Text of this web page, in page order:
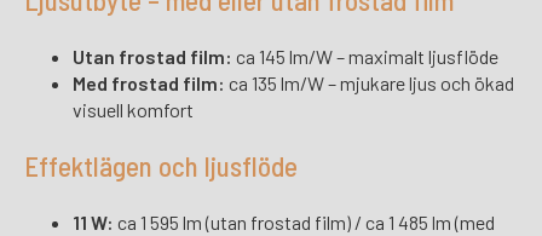
Utan frostad film: ca 145 lm/W – maximalt ljusflöde
Med frostad film: ca 135 lm/W – mjukare ljus och ökad
visuell komfort
Effektlägen och ljusflöde
11 W: ca 1 595 lm (utan frostad film) / ca 1 485 lm (med